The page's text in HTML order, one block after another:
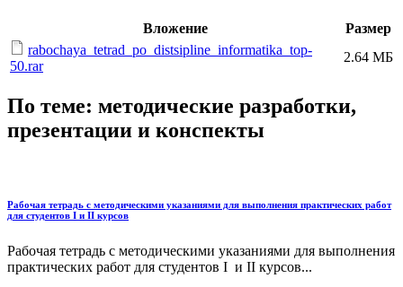
Вложение
Размер
rabochaya_tetrad_po_distsipline_informatika_top-
50.rar
2.64 МБ
По теме: методические разработки,
презентации и конспекты
Рабочая тетрадь с методическими указаниями для выполнения практических работ
для студентов I и II курсов
Рабочая тетрадь с методическими указаниями для выполнения
практических работ для студентов I и II курсов...